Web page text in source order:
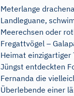
Meterlange
Landleguane,
Meerechsen oder
Fregattvögel –
Heimat einzigartiger
Jüngst entdeckten
Fernanda die
Überlebende einer